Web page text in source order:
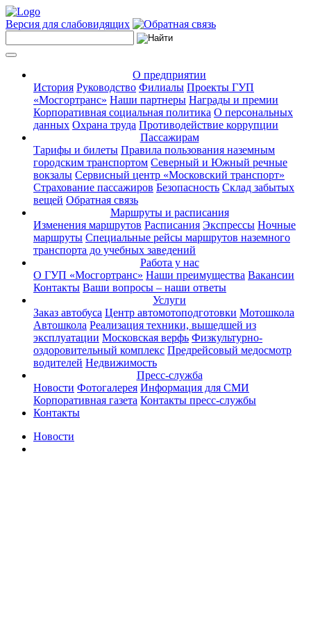
Версия для слабовидящих
О предприятии
История Руководство Филиалы Проекты ГУП
«Мосгортранс» Наши партнеры Награды и премии
Корпоративная социальная политика О персональных
данных Охрана труда Противодействие коррупции
Пассажирам
Тарифы и билеты Правила пользования наземным
городским транспортом Северный и Южный речные
вокзалы Сервисный центр «Московский транспорт»
Страхование пассажиров Безопасность Склад забытых
вещей Обратная связь
Маршруты и расписания
Изменения маршрутов Расписания Экспрессы Ночные
маршруты Специальные рейсы маршрутов наземного
транспорта до учебных заведений
Работа у нас
О ГУП «Мосгортранс» Наши преимущества Вакансии
Контакты Ваши вопросы – наши ответы
Услуги
Заказ автобуса Центр автомотоподготовки Мотошкола
Автошкола Реализация техники, вышедшей из
эксплуатации Московская верфь Физкультурно-
оздоровительный комплекс Предрейсовый медосмотр
водителей Недвижимость
Пресс-служба
Новости Фотогалерея Информация для СМИ
Корпоративная газета Контакты пресс-службы
Контакты
Новости